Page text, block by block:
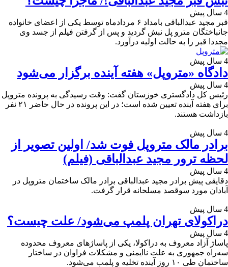
4 سال پیش
قبر مجید عبدالباقی بامداد ۶ مردادماه توسط یکی از اعضای خانواده
جانباختگان مترو پل نبش گردید و پس از گرفتن فیلم از جسد وی
مجددا قبر را به حالت اولیه درآورد.
4 سال پیش
دادگاه «متروپل» هفته آینده برگزار می‌شود
4 سال پیش
رئیس کل دادگستری خوزستان گفت: وقت رسیدگی به پرونده متروپل
برای هفته آینده تعیین شده است؛ در این پرونده در حال حاضر ۲۱ نفر
بازداشت هستند.
4 سال پیش
برادر مالک متروپل فوت شد/ اولین تصویر از
لحظه ترور مجید عبدالباقی (فیلم)
4 سال پیش
دقایقی پیش برادر مجید عبدالباقی برادر مالک ساختمان متروپل در
آبادان مورد سوقصد مسلحانه قرار گرفت.
4 سال پیش
دراکولای تهران پلمپ می‌شود/ علت چیست؟
4 سال پیش
پاساژ آزاد معروف به دراکولا، یکی از پاساژهای معروف محدوده
سه‌راه جمهوری به علت ناایمنی و مشکلات فراوان در ساختار
ساختمان طی ۱۰ روز آینده تخلیه و پلمب می‌شود.